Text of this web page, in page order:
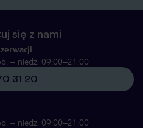
się z nami
– niedz. 09:00–21:00
31 20
– niedz. 09:00–21:00